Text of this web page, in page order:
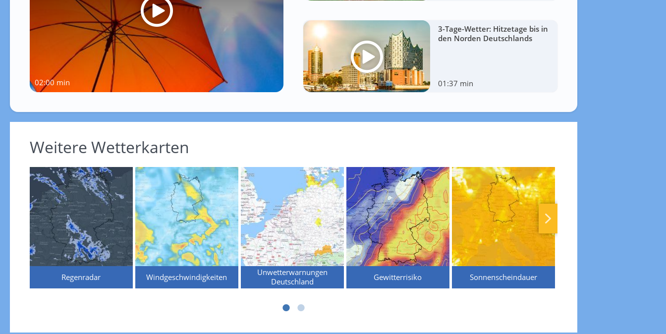
02:00 min
3-Tage-Wetter: Hitzetage bis in
den Norden Deutschlands
01:37 min
Weitere Wetterkarten
Regenradar Windgeschwindigkeiten
Unwetterwarnungen
Deutschland
Gewitterrisiko Sonnenscheindauer